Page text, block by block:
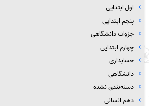
اول ابتدایی
پنجم ابتدایی
جزوات دانشگاهی
چهارم ابتدایی
حسابداری
دانشگاهی
دسته‌بندی نشده
دهم انسانی